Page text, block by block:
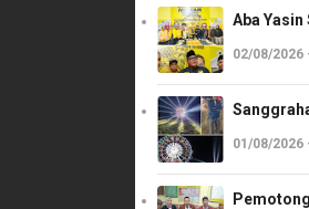
Aba
02/08/2026
01/08/2026